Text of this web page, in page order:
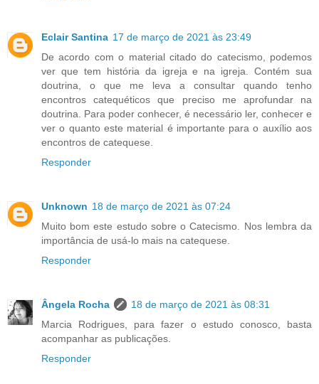
Eclair Santina 17 de março de 2021 às 23:49
De acordo com o material citado do catecismo, podemos
ver que tem história da igreja e na igreja. Contém sua
doutrina, o que me leva a consultar quando tenho
encontros catequéticos que preciso me aprofundar na
doutrina. Para poder conhecer, é necessário ler, conhecer e
ver o quanto este material é importante para o auxílio aos
encontros de catequese.
Responder
Unknown 18 de março de 2021 às 07:24
Muito bom este estudo sobre o Catecismo. Nos lembra da
importância de usá-lo mais na catequese.
Responder
Ângela Rocha
18 de março de 2021 às 08:31
Marcia Rodrigues, para fazer o estudo conosco, basta
acompanhar as publicações.
Responder